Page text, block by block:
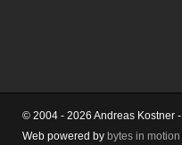
© 2004 - 2026 Andreas Kostner -
Web powered by bytes in motion